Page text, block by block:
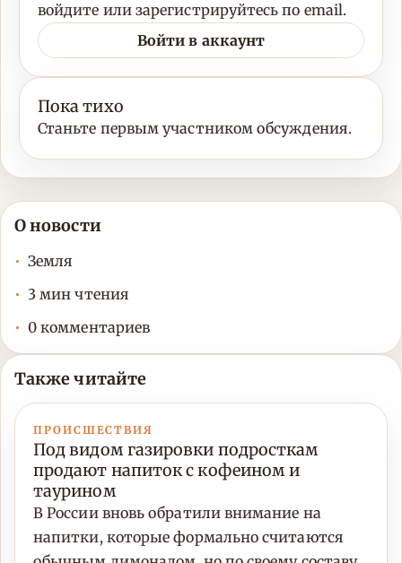
войдите или зарегистрируйтесь по email.
Войти в аккаунт
Пока тихо
Станьте первым участником обсуждения.
О новости
Земля
3 мин чтения
0 комментариев
Также читайте
ПРОИСШЕСТВИЯ
Под видом газировки подросткам
продают напиток с кофеином и
таурином
В России вновь обратили внимание на
напитки, которые формально считаются